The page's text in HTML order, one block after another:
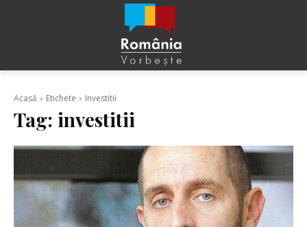
Acasă Etichete Investitii
Tag: investitii